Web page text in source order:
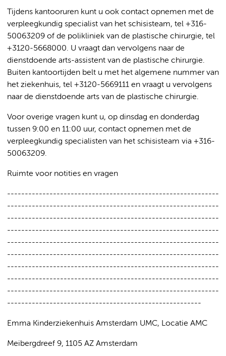
Tijdens kantooruren kunt u ook contact opnemen met de
verpleegkundig specialist van het schisisteam, tel +316-
50063209 of de polikliniek van de plastische chirurgie, tel
+3120-5668000. U vraagt dan vervolgens naar de
dienstdoende arts-assistent van de plastische chirurgie.
Buiten kantoortijden belt u met het algemene nummer van
het ziekenhuis, tel +3120-5669111 en vraagt u vervolgens
naar de dienstdoende arts van de plastische chirurgie.
Voor overige vragen kunt u, op dinsdag en donderdag
tussen 9:00 en 11:00 uur, contact opnemen met de
verpleegkundig specialisten van het schisisteam via +316-
50063209.
Ruimte voor notities en vragen
------------------------------------------------------------
------------------------------------------------------------
------------------------------------------------------------
------------------------------------------------------------
------------------------------------------------------------
------------------------------------------------------------
------------------------------------------------------------
------------------------------------------------------------
------------------------------------------------------------
-------------------------------------------------------
Emma Kinderziekenhuis Amsterdam UMC, Locatie AMC
Meibergdreef 9, 1105 AZ Amsterdam